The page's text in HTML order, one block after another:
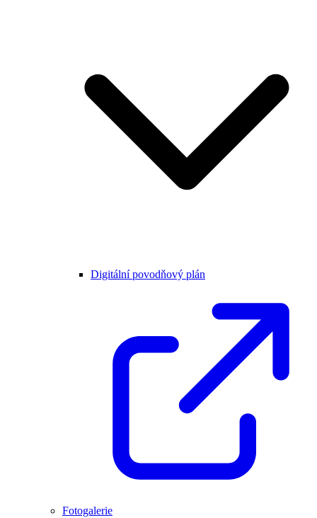
Digitální povodňový plán
Fotogalerie